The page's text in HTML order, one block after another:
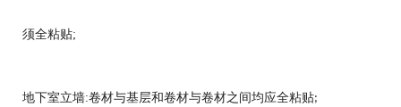
须全粘贴;
地下室立墙:卷材与基层和卷材与卷材之间均应全粘贴;